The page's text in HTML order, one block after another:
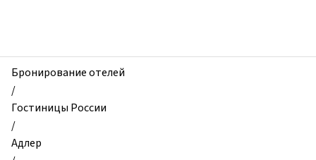
для
отпуска,
Частный
Дом
Горное
Эхо
Бронирование отелей
/
Гостиницы России
/
Адлер